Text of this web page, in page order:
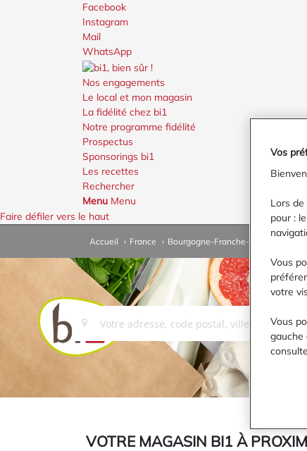
Facebook
Instagram
Mail
WhatsApp
Nos engagements
Le local et mon magasin
La fidélité chez bi1
Notre programme fidélité
Prospectus
Sponsorings bi1
Les recettes
Rechercher
Menu Menu
Faire défiler vers le haut
Accueil › France › Bourgogne-Franche-Comté
VOTRE MAGASIN BI1 À
Vos
Lors
pour :
Vous
votre
Vous
gauche